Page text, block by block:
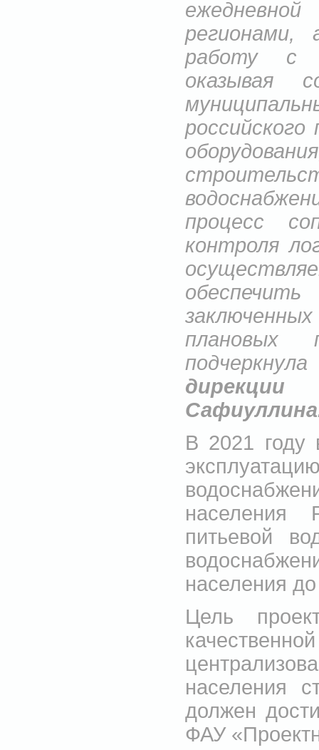
регионами,
работу с
оказывая
процесс
контроля
плановых
В 2021 году
населения
питьевой
населения
Цель
населения
должен
ФАУ